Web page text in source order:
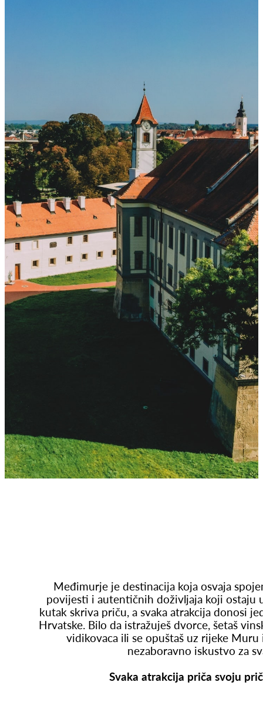
Međimurje je destinacija koja osvaja
povijesti i autentičnih doživljaja koji ostaju
kutak skriva priču, a svaka atrakcija donosi
Hrvatske. Bilo da istražuješ dvorce, šetaš
vidikovaca ili se opuštaš uz rijeke
nezaboravno iskustvo za
Svaka atrakcija priča svoju